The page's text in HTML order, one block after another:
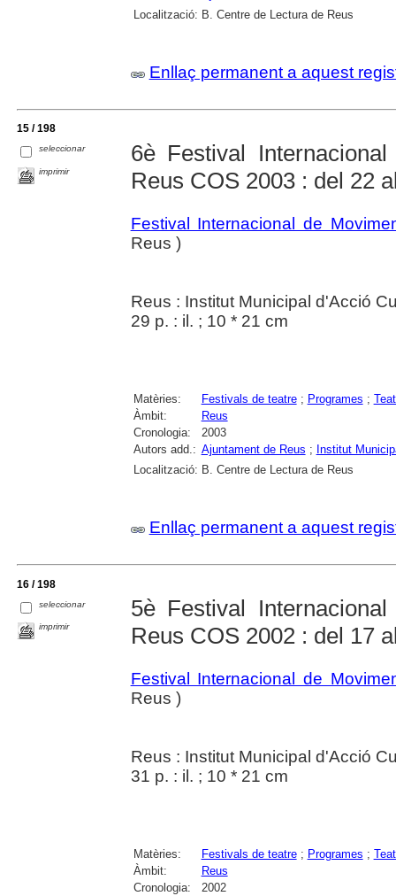
Localització: B. Centre de Lectura de Reus
Enllaç permanent a aquest
15 / 198
seleccionar
imprimir
6è Festival
Reus COS 2003 : del 22
Festival Internacional de
Reus )
Reus : Institut Municipal d'Acció
29 p. : il. ; 10 * 21 cm
Matèries: Festivals de teatre; Programes ;
Àmbit:
Reus
Cronologia:
2003
Autors add.: Ajuntament de Reus ; Institut
Localització: B. Centre de Lectura de Reus
Enllaç permanent a aquest
16 / 198
seleccionar
imprimir
5è Festival
Reus COS 2002 : del 17
Festival Internacional de
Reus )
Reus : Institut Municipal d'Acció
31 p. : il. ; 10 * 21 cm
Matèries: Festivals de teatre; Programes ;
Àmbit:
Reus
Cronologia:
2002